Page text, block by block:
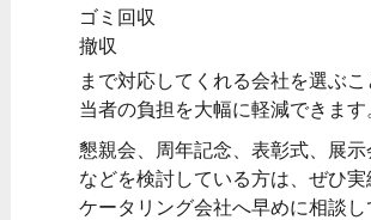
ゴミ回収
撤収
まで対応してくれる会社を選ぶこ
当者の負担を大幅に軽減できます
懇親会、周年記念、表彰式、展示
などを検討している方は、ぜひ
ケータリング会社へ早めに相談し